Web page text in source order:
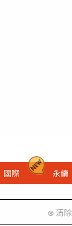
國際 永續
⊗ 清除